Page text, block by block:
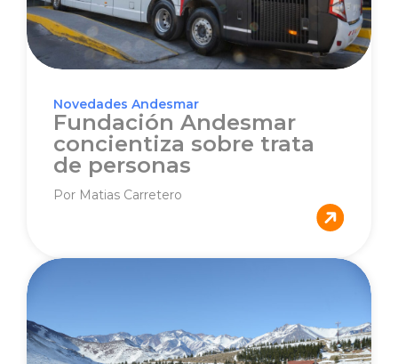
Novedades Andesmar
Fundación Andesmar
concientiza sobre trata
de personas
Por Matias Carretero